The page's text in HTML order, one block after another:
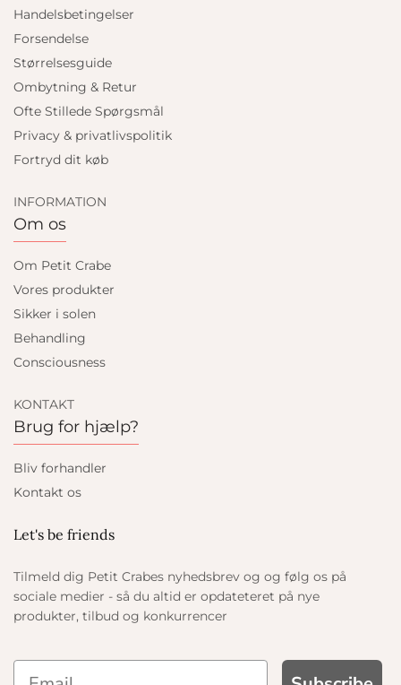
Handelsbetingelser
Forsendelse
Størrelsesguide
Ombytning & Retur
Ofte Stillede Spørgsmål
Privacy & privatlivspolitik
Fortryd dit køb
INFORMATION
Om os
Om Petit Crabe
Vores produkter
Sikker i solen
Behandling
Consciousness
KONTAKT
Brug for hjælp?
Bliv forhandler
Kontakt os
Let's be friends
Tilmeld dig Petit Crabes nyhedsbrev og og følg os på
sociale medier - så du altid er opdateteret på nye
produkter, tilbud og konkurrencer